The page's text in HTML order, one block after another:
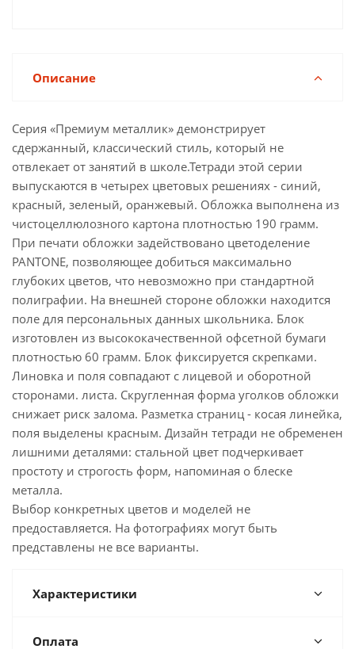
Описание
Cерия «Премиум металлик» демонстрирует
сдержанный, классический стиль, который не
отвлекает от занятий в школе.Тетради этой серии
выпускаются в четырех цветовых решениях - синий,
красный, зеленый, оранжевый. Обложка выполнена из
чистоцеллюлозного картона плотностью 190 грамм.
При печати обложки задействовано цветоделение
PANTONE, позволяющее добиться максимально
глубоких цветов, что невозможно при стандартной
полиграфии. На внешней стороне обложки находится
поле для персональных данных школьника. Блок
изготовлен из высококачественной офсетной бумаги
плотностью 60 грамм. Блок фиксируется скрепками.
Линовка и поля совпадают с лицевой и оборотной
сторонами. листа. Скругленная форма уголков обложки
снижает риск залома. Разметка страниц - косая линейка,
поля выделены красным. Дизайн тетради не обременен
лишними деталями: стальной цвет подчеркивает
простоту и строгость форм, напоминая о блеске
металла.
Выбор конкретных цветов и моделей не
предоставляется. На фотографиях могут быть
представлены не все варианты.
Характеристики
Оплата